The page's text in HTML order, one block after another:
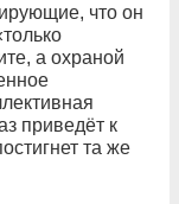
что он
а охраной
приведёт к
та же